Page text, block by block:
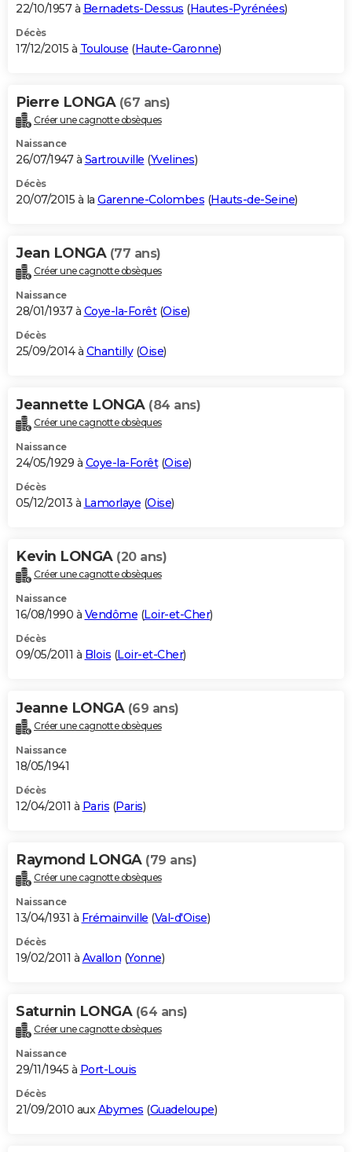
22/10/1957 à Bernadets-Dessus (Hautes-Pyrénées)
Décès
17/12/2015 à Toulouse (Haute-Garonne)
Pierre LONGA (67 ans)
Créer une cagnotte obsèques
Naissance
26/07/1947 à Sartrouville (Yvelines)
Décès
20/07/2015 à la Garenne-Colombes (Hauts-de-Seine)
Jean LONGA (77 ans)
Créer une cagnotte obsèques
Naissance
28/01/1937 à Coye-la-Forêt(Oise)
Décès
25/09/2014 à Chantilly(Oise)
Jeannette LONGA (84 ans)
Créer une cagnotte obsèques
Naissance
24/05/1929 à Coye-la-Forêt(Oise)
Décès
05/12/2013 à Lamorlaye (Oise)
Kevin LONGA (20 ans)
Créer une cagnotte obsèques
Naissance
16/08/1990 à Vendôme (Loir-et-Cher)
Décès
09/05/2011 à Blois (Loir-et-Cher)
Jeanne LONGA (69 ans)
Créer une cagnotte obsèques
Naissance
18/05/1941
Décès
12/04/2011 à Paris (Paris)
Raymond LONGA (79 ans)
Créer une cagnotte obsèques
Naissance
13/04/1931 à Frémainville (Val-d'Oise)
Décès
19/02/2011 à Avallon (Yonne)
Saturnin LONGA (64 ans)
Créer une cagnotte obsèques
Naissance
29/11/1945 à Port-Louis
Décès
21/09/2010 auxAbymes (Guadeloupe)